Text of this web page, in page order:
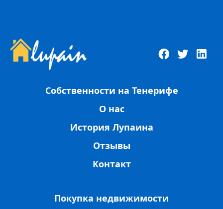
Собственности на Тенерифе
О нас
История Лупаина
Отзывы
Контакт
Покупка недвижимости